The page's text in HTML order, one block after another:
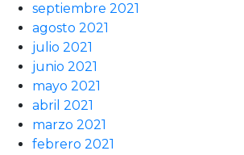
septiembre 2021
agosto 2021
julio 2021
junio 2021
mayo 2021
abril 2021
marzo 2021
febrero 2021